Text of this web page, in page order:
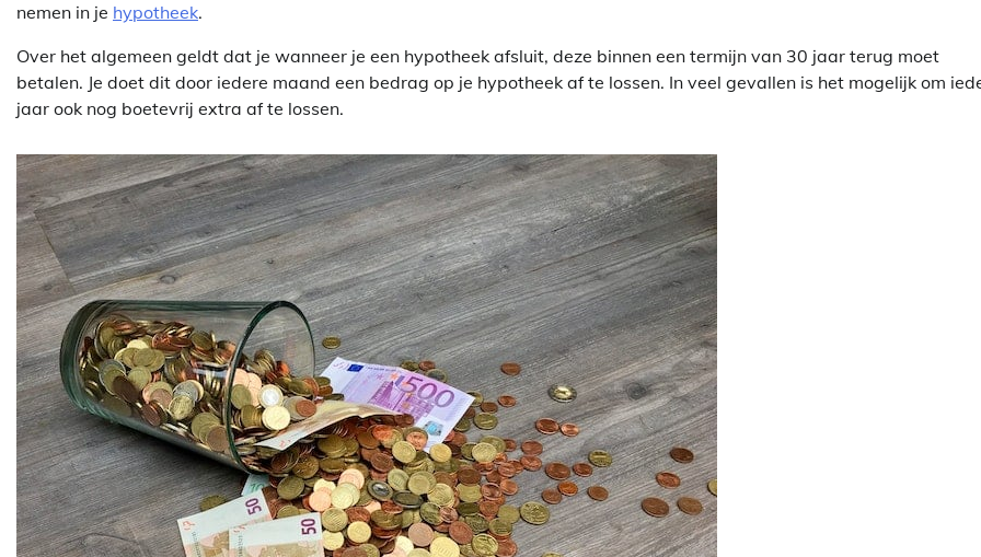
nemen in je hypotheek.
Over het algemeen geldt dat je wanneer je een hypotheek afsluit, deze binnen een termijn van 30 jaar terug moet
betalen. Je doet dit door iedere maand een bedrag op je hypotheek af te lossen. In veel gevallen is het mogelijk om
jaar ook nog boetevrij extra af te lossen.